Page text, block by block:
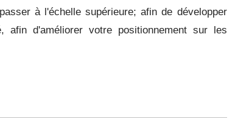
à l'échelle supérieure;afin de développer
afin d'améliorer votre positionnement sur les